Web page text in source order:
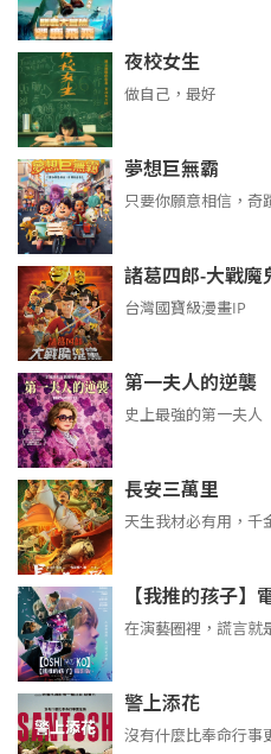
夜校女生
做自己，最好
夢想巨無霸
只要你願意相信，奇
諸葛四郎-大戰魔
台灣國寶級漫畫IP
第一夫人的逆襲
史上最強的第一夫人
長安三萬里
天生我材必有用，千
【我推的孩子】
在演藝圈裡，謊言就
警上添花
沒有什麼比奉命行事